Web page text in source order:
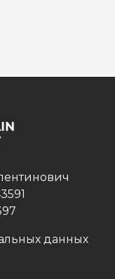
данных